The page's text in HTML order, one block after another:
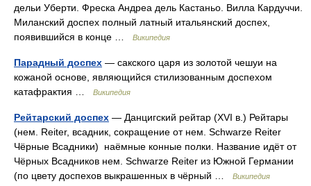
дельи Уберти. Фреска Андреа дель Кастаньо. Вилла Кардуччи.
Миланский доспех полный латный итальянский доспех,
появившийся в конце …
Википедия
Парадный доспех — сакского царя из золотой чешуи на
кожаной основе, являющийся стилизованным доспехом
катафрактия …
Википедия
Рейтарский доспех — Данцигский рейтар (XVI в.) Рейтары
(нем. Reiter, всадник, сокращение от нем. Schwarze Reiter
Чёрные Всадники) наёмные конные полки. Название идёт от
Чёрных Всадников нем. Schwarze Reiter из Южной Германии
(по цвету доспехов выкрашенных в чёрный …
Википедия